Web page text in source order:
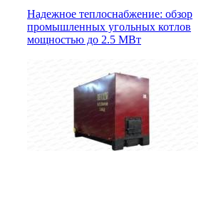
Надежное теплоснабжение: обзор
промышленных угольных котлов
мощностью до 2.5 МВт